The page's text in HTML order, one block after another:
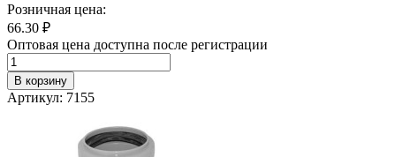
Розничная цена:
66.30 ₽
Оптовая цена доступна после регистрации
В корзину
Артикул: 7155